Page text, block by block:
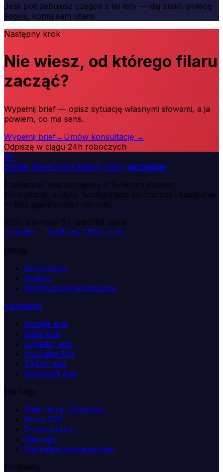
Jeśli potrzebujesz czegoś z tej listy — daj znać, polecę
kogoś, komu sam ufam.
Następny krok
Nie wiesz, od którego filaru
zacząć?
Wypełnij brief — opisz sytuację własnymi słowami, a ja
powiem, co ma sens.
Wypełnij brief→ Umów konsultację →
Odpiszę w ciągu 24h roboczych
BP
Bartek PiaseckiMarketing, który sprzedaje
Freelancer marketingowy z 15-letnim stażem.
Konsultacje, audyty, konfiguracja techniczna i kampanie
— bez agencyjnego narzutu.
200+ klientów15+ lat92/92 opinii
LinkedIn →YouTube 1700+ sub
Usługi
Konsultacje
Audyty
Konfiguracja techniczna
Kampanie
Google Ads
Meta Ads
LinkedIn Ads
YouTube Ads
TikTok Ads
Microsoft Ads
Dla kogo
Małe firmy usługowe
Firmy B2B
E-commerce
Startupy
Marketing managerowie
Problemy